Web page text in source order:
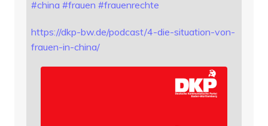
#china #frauen #frauenrechte
https://dkp-bw.de/podcast/4-die-situation-von-
frauen-in-china/